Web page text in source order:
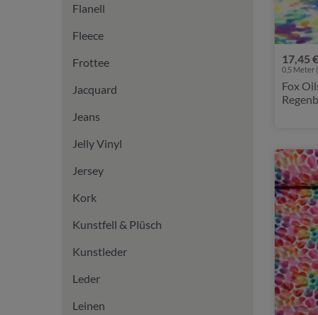
Flanell
Fleece
Frottee
Jacquard
Jeans
Jelly Vinyl
Jersey
Kork
Kunstfell & Plüsch
Kunstleder
Leder
Leinen
17,45 €
0,5 Meter
Fox